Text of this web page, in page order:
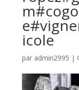
icole
par admin2995 |